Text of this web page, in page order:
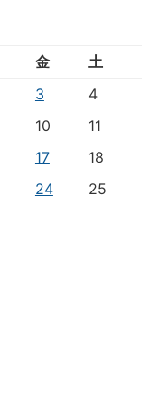
金
土
3
4
10
11
17
18
24
25